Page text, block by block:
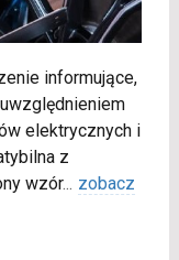
informujące,
elektrycznych i
z
wzór... zobacz